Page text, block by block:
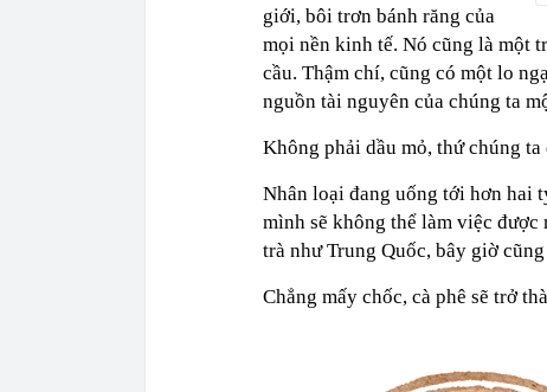
Đường đi bằng
vùng đất cổ xưa
Cơ quan Thuế
nằm trong danh
11:09
Thiết kế nhà tối
11:08
Mưa lớn vượt
giới, bôi trơn bánh răng của
mọi nền kinh tế. Nó cũng là một
cầu. Thậm chí, cũng có một lo
nguồn tài nguyên của chúng ta
Không phải dầu mỏ, thứ chúng ta
Nhân loại đang uống tới hơn hai
mình sẽ không thể làm việc
trà như Trung Quốc, bây giờ
Chẳng mấy chốc, cà phê sẽ trở